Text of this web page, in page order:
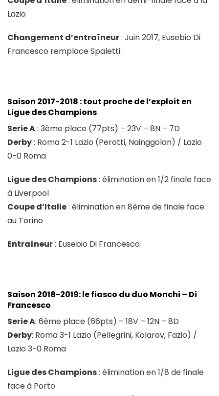
Lazio
Changement d’entraîneur: Juin 2017, Eusebio Di
Francesco remplace Spaletti.
Saison 2017-2018 : tout proche de l’exploit en
Ligue des Champions
Serie A: 3ème place (77pts) – 23V – 8N – 7D
Derby: Roma 2-1 Lazio (Perotti, Nainggolan) / Lazio
0-0 Roma
Ligue des Champions: élimination en 1/2 finale face
à Liverpool
Coupe d’Italie: élimination en 8ème de finale face
au Torino
Entraîneur: Eusebio Di Francesco
Saison 2018-2019: le fiasco du duo Monchi – Di
Francesco
Serie A: 6ème place (66pts) – 18V – 12N – 8D
Derby: Roma 3-1 Lazio (Pellegrini, Kolarov, Fazio) /
Lazio 3-0 Roma
Ligue des Champions: élimination en 1/8 de finale
face à Porto